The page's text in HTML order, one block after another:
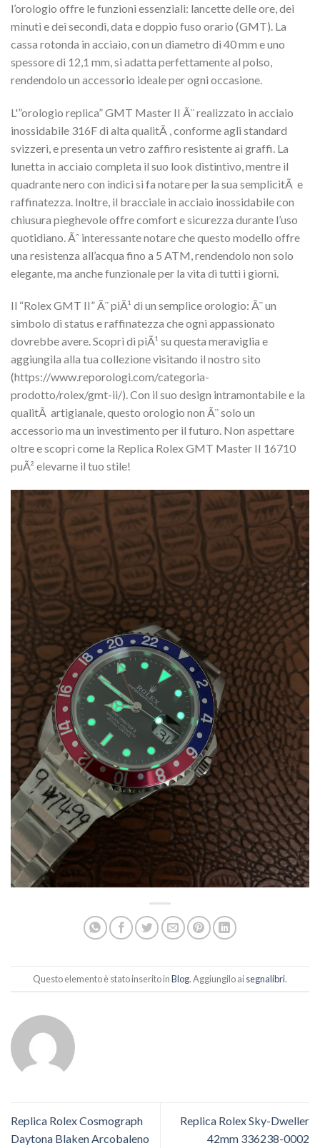
l’orologio offre le funzioni essenziali: lancette delle ore, dei
minuti e dei secondi, data e doppio fuso orario (GMT). La
cassa rotonda in acciaio, con un diametro di 40 mm e uno
spessore di 12,1 mm, si adatta perfettamente al polso,
rendendolo un accessorio ideale per ogni occasione.
L'”orologio replica” GMT Master II Ã¨ realizzato in acciaio
inossidabile 316F di alta qualitÃ , conforme agli standard
svizzeri, e presenta un vetro zaffiro resistente ai graffi. La
lunetta in acciaio completa il suo look distintivo, mentre il
quadrante nero con indici si fa notare per la sua semplicitÃ e
raffinatezza. Inoltre, il bracciale in acciaio inossidabile con
chiusura pieghevole offre comfort e sicurezza durante l’uso
quotidiano. Ãˆ interessante notare che questo modello offre
una resistenza all’acqua fino a 5 ATM, rendendolo non solo
elegante, ma anche funzionale per la vita di tutti i giorni.
Il “Rolex GMT II” Ã¨ piÃ¹ di un semplice orologio: Ã¨ un
simbolo di status e raffinatezza che ogni appassionato
dovrebbe avere. Scopri di piÃ¹ su questa meraviglia e
aggiungila alla tua collezione visitando il nostro sito
(https://www.reporologi.com/categoria-
prodotto/rolex/gmt-ii/). Con il suo design intramontabile e la
qualitÃ artigianale, questo orologio non Ã¨ solo un
accessorio ma un investimento per il futuro. Non aspettare
oltre e scopri come la Replica Rolex GMT Master II 16710
puÃ² elevarne il tuo stile!
Questo elemento è stato inserito inBlog. Aggiungilo aisegnalibri.
Replica Rolex Cosmograph
Daytona Blaken Arcobaleno
Replica Rolex Sky-Dweller
42mm 336238-0002